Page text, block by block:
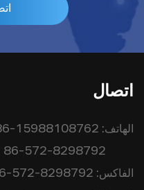
اتصال
الهاتف: 15988108762
86-572-8298792
الفاكس: 572-8298792